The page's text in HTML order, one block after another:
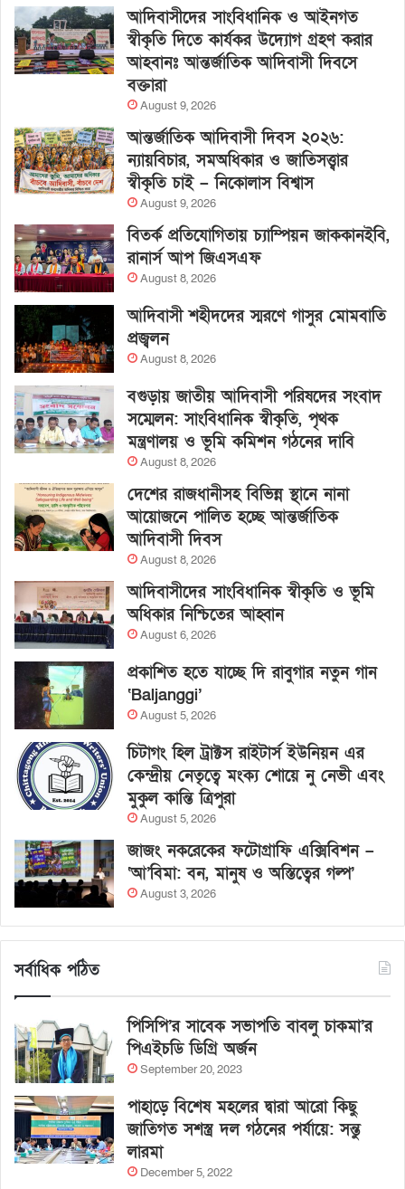
আদিবাসীদের সাংবিধানিক ও আইনগত
স্বীকৃতি দিতে কার্যকর উদ্যোগ গ্রহণ করার
আহবানঃ আন্তর্জাতিক আদিবাসী দিবসে
বক্তারা
August 9, 2026
আন্তর্জাতিক আদিবাসী দিবস ২০২৬:
ন্যায়বিচার, সমঅধিকার ও জাতিসত্ত্বার
স্বীকৃতি চাই – নিকোলাস বিশ্বাস
August 9, 2026
বিতর্ক প্রতিযোগিতায় চ্যাম্পিয়ন জাককানইবি,
রানার্স আপ জিএসএফ
August 8, 2026
আদিবাসী শহীদদের স্মরণে গাসুর মোমবাতি
প্রজ্বলন
August 8, 2026
বগুড়ায় জাতীয় আদিবাসী পরিষদের সংবাদ
সম্মেলন: সাংবিধানিক স্বীকৃতি, পৃথক
মন্ত্রণালয় ও ভূমি কমিশন গঠনের দাবি
August 8, 2026
দেশের রাজধানীসহ বিভিন্ন স্থানে নানা
আয়োজনে পালিত হচ্ছে আন্তর্জাতিক
আদিবাসী দিবস
August 8, 2026
আদিবাসীদের সাংবিধানিক স্বীকৃতি ও ভূমি
অধিকার নিশ্চিতের আহ্বান
August 6, 2026
প্রকাশিত হতে যাচ্ছে দি রাবুগার নতুন গান
‘Baljanggi’
August 5, 2026
চিটাগং হিল ট্রাক্টস রাইটার্স ইউনিয়ন এর
কেন্দ্রীয় নেতৃত্বে মংক্য শোয়ে নু নেভী এবং
মুকুল কান্তি ত্রিপুরা
August 5, 2026
জাজং নকরেকের ফটোগ্রাফি এক্সিবিশন –
‘আ’বিমা: বন, মানুষ ও অস্তিত্বের গল্প’
August 3, 2026
সর্বাধিক পঠিত
পিসিপি’র সাবেক সভাপতি বাবলু চাকমা’র
পিএইচডি ডিগ্রি অর্জন
September 20, 2023
পাহাড়ে বিশেষ মহলের দ্বারা আরো কিছু
জাতিগত সশস্ত্র দল গঠনের পর্যায়ে: সন্তু
লারমা
December 5, 2022